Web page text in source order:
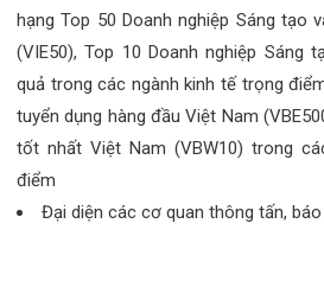
hạng Top 50 Doanh nghiệp Sáng tạo
(VIE50), Top 10 Doanh nghiệp Sáng
quả trong các ngành kinh tế trọng
tuyển dụng hàng đầu Việt Nam
tốt nhất Việt Nam (VBW10) trong
điểm
Đại diện các cơ quan thông tấn,